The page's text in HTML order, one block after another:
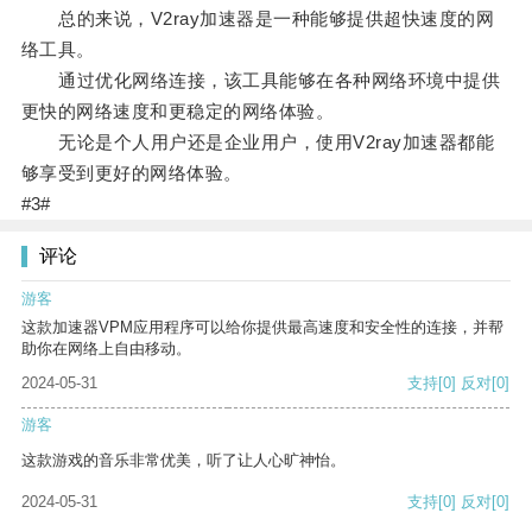
总的来说，V2ray加速器是一种能够提供超快速度的网
络工具。
通过优化网络连接，该工具能够在各种网络环境中提供
更快的网络速度和更稳定的网络体验。
无论是个人用户还是企业用户，使用V2ray加速器都能
够享受到更好的网络体验。
#3#
评论
游客
这款加速器VPM应用程序可以给你提供最高速度和安全性的连接，并帮
助你在网络上自由移动。
2024-05-31
支持[0] 反对[0]
游客
这款游戏的音乐非常优美，听了让人心旷神怡。
2024-05-31 支持[0] 反对[0]